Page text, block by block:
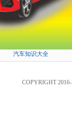
汽车知识大全
COPYRIGHT